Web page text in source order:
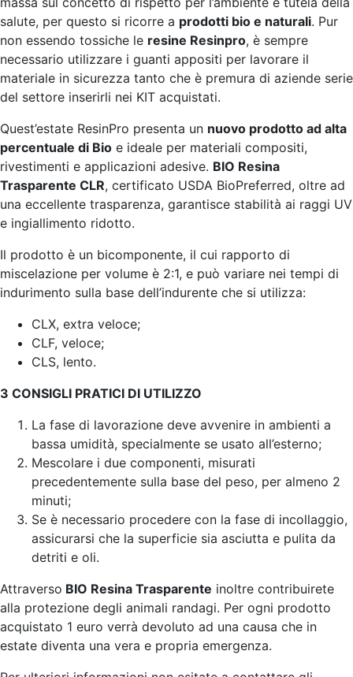
salute, per questo si ricorre a prodotti bio e naturali. Pur
non essendo tossiche le resine Resinpro, è sempre
necessario utilizzare i guanti appositi per lavorare il
materiale in sicurezza tanto che è premura di aziende serie
del settore inserirli nei KIT acquistati.
Quest’estate ResinPro presenta un nuovo prodotto ad alta
percentuale di Bio e ideale per materiali compositi,
rivestimenti e applicazioni adesive. BIO Resina
Trasparente CLR, certificato USDA BioPreferred, oltre ad
una eccellente trasparenza, garantisce stabilità ai raggi UV
e ingiallimento ridotto.
Il prodotto è un bicomponente, il cui rapporto di
miscelazione per volume è 2:1, e può variare nei tempi di
indurimento sulla base dell’indurente che si utilizza:
CLX, extra veloce;
CLF, veloce;
CLS, lento.
3 CONSIGLI PRATICI DI UTILIZZO
La fase di lavorazione deve avvenire in ambienti a
bassa umidità, specialmente se usato all’esterno;
Mescolare i due componenti, misurati
precedentemente sulla base del peso, per almeno 2
minuti;
Se è necessario procedere con la fase di incollaggio,
assicurarsi che la superficie sia asciutta e pulita da
detriti e oli.
Attraverso BIO Resina Trasparente inoltre contribuirete
alla protezione degli animali randagi. Per ogni prodotto
acquistato 1 euro verrà devoluto ad una causa che in
estate diventa una vera e propria emergenza.